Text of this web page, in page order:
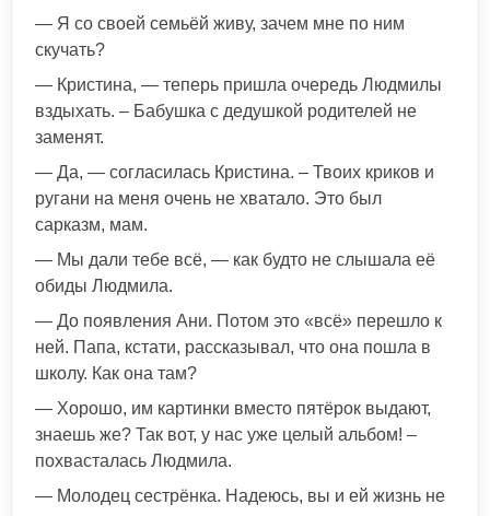
— Я со своей семьёй живу, зачем мне по ним
скучать?
— Кристина, — теперь пришла очередь Людмилы
вздыхать. – Бабушка с дедушкой родителей не
заменят.
— Да, — согласилась Кристина. – Твоих криков и
ругани на меня очень не хватало. Это был
сарказм, мам.
— Мы дали тебе всё, — как будто не слышала её
обиды Людмила.
— До появления Ани. Потом это «всё» перешло к
ней. Папа, кстати, рассказывал, что она пошла в
школу. Как она там?
— Хорошо, им картинки вместо пятёрок выдают,
знаешь же? Так вот, у нас уже целый альбом! –
похвасталась Людмила.
— Молодец сестрёнка. Надеюсь, вы и ей жизнь не